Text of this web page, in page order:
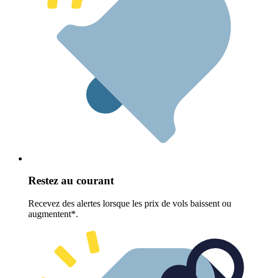
Restez au courant
Recevez des alertes lorsque les prix de vols baissent ou
augmentent*.